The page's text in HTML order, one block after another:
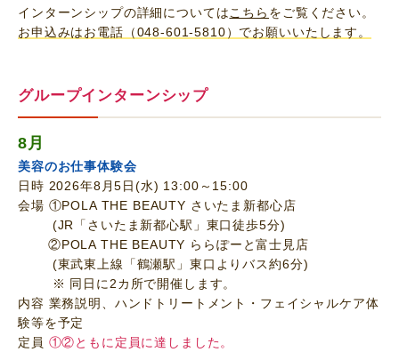
インターンシップの詳細についてはこちら をご覧ください。
お申込みはお電話（048-601-5810）でお願いいたします。
グループインターンシップ
8月
美容のお仕事体験会
日時 2026年8月5日(水) 13:00～15:00
会場 ①POLA THE BEAUTY さいたま新都心店
(JR「さいたま新都心駅」東口徒歩5分)
②POLA THE BEAUTY ららぽーと富士見店
(東武東上線「鶴瀬駅」東口よりバス約6分)
※ 同日に2カ所で開催します。
内容 業務説明、ハンドトリートメント・フェイシャルケア体
験等を予定
定員 ①②ともに 定員に達しました。